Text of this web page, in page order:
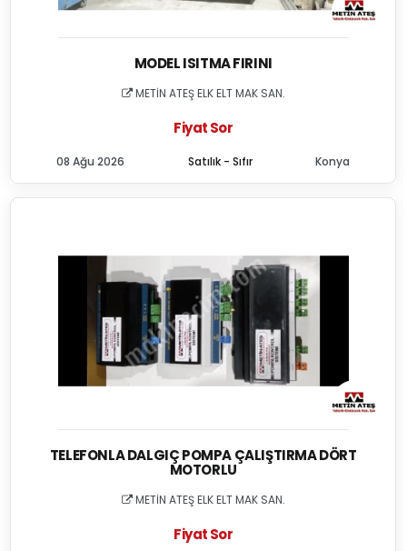
MODEL ISITMA FIRINI
METİN ATEŞ ELK ELT MAK SAN.
Fiyat Sor
Satılık - Sıfır
08 Ağu 2026 Konya
TELEFONLA DALGIÇ POMPA ÇALIŞTIRMA DÖRT
MOTORLU
METİN ATEŞ ELK ELT MAK SAN.
Fiyat Sor